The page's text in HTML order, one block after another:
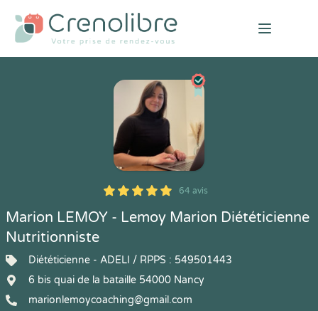
Open
5
1
5
64 64 avis
Marion LEMOY - Lemoy Marion Diététicienne
Nutritionniste
Diététicienne - ADELI / RPPS : 549501443
6 bis quai de la bataille 54000 Nancy
marionlemoycoaching@gmail.com